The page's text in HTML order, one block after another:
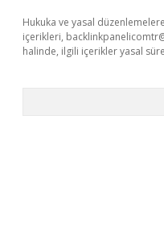
Hukuka ve yasal
içerikleri,
halinde, ilgili içerikler yasal